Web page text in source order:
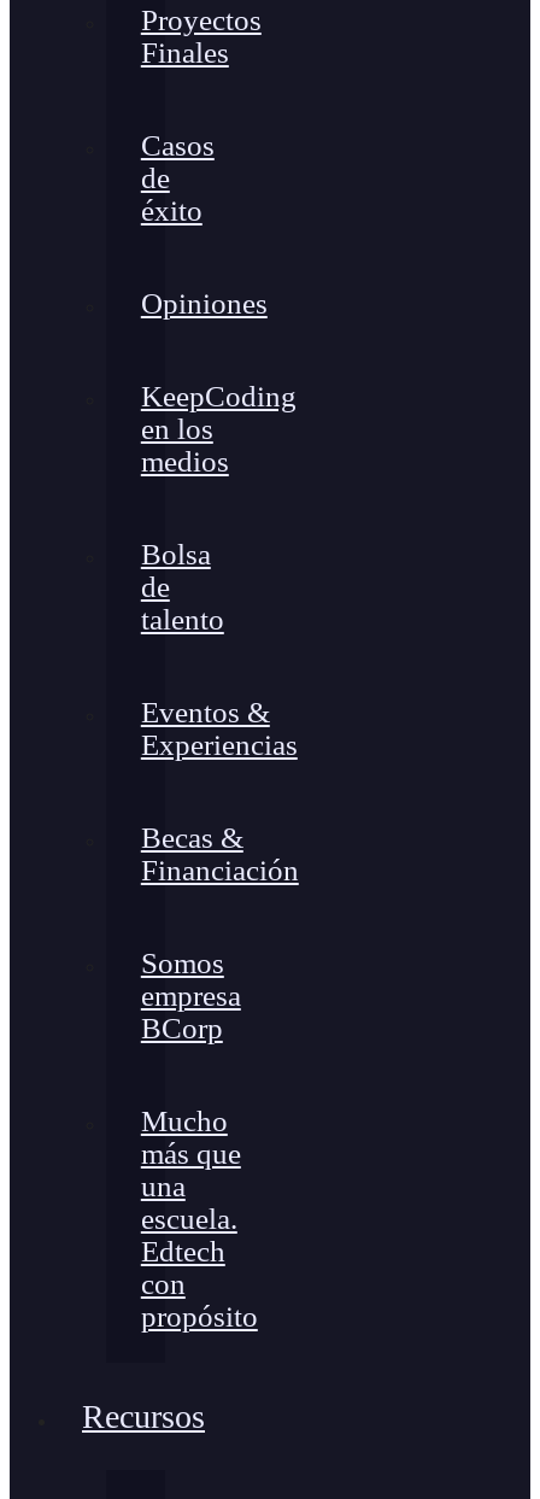
Proyectos
Finales
Casos
de
éxito
Opiniones
KeepCoding
en los
medios
Bolsa
de
talento
Eventos &
Experiencias
Becas &
Financiación
Somos
empresa
BCorp
Mucho
más que
una
escuela.
Edtech
con
propósito
Recursos